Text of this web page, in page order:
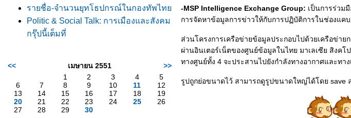
รายชื่อ-จำนวนยุทโธปกรณ์ในกองทัพไท
Politic & Social Talk: การเมืองและสังคม
กรุ๊ปนี้เต็มที่
<< เมษายน 2551
>>
1
2 3 4
5
6
7 8 9 10 11
12
13
14 15 16 17 18
19
20
21 22 23 24 25
26
27
28 29 30
-MSP Intelligence Exchange Group: เป็นการร่วม
การจัดหาข้อมูลการข่าวให้กับการปฏิบัติการในช่องแคบ
ส่วนโครงการเครือข่ายข้อมูลประกอบไปด้วยเครือข่า
ผ่านอินเตอร์เน็ตของศูนย์ข้อมูลในไทย มาเลเซีย สิงค
ทางศูนย์ทั้ง 4 จะประสานไปยังกำลังทางอากาศและท
รูปถูกย่อขนาดไว้ สามารถดูรูปขนาดใหญ่ได้โดย save